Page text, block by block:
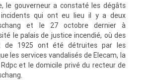
le gouverneur a constaté les dégâts
qui ont eu lieu il y a deux
et le 27 octobre dernier à
le palais de justice incendié, où des
de 1925 ont été détruites par les
les services vandalisés de Elecam, la
et le domicile privé du recteur de